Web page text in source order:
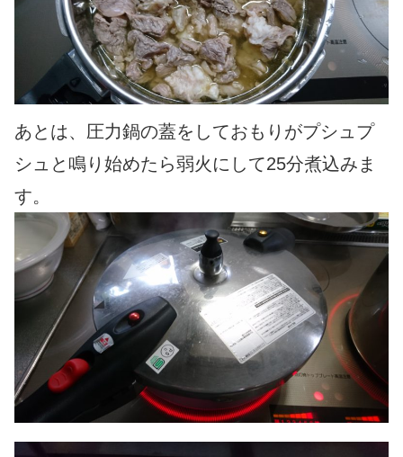
あとは、圧力鍋の蓋をしておもりがプシュプ
シュと鳴り始めたら弱火にして25分煮込みま
す。